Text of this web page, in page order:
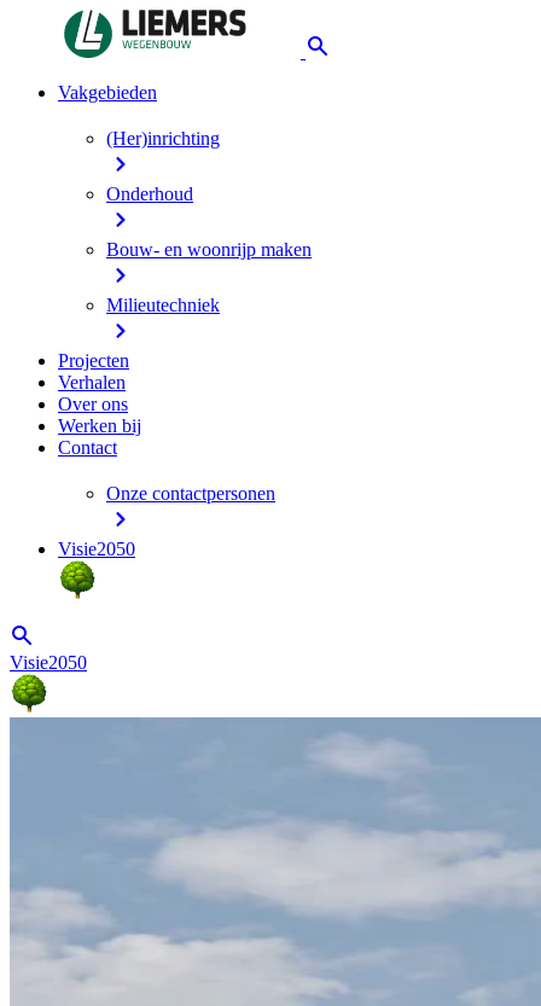
Vakgebieden
(Her)inrichting
Onderhoud
Bouw- en woonrijp maken
Milieutechniek
Projecten
Verhalen
Over ons
Werken bij
Contact
Onze contactpersonen
Visie2050
Visie2050